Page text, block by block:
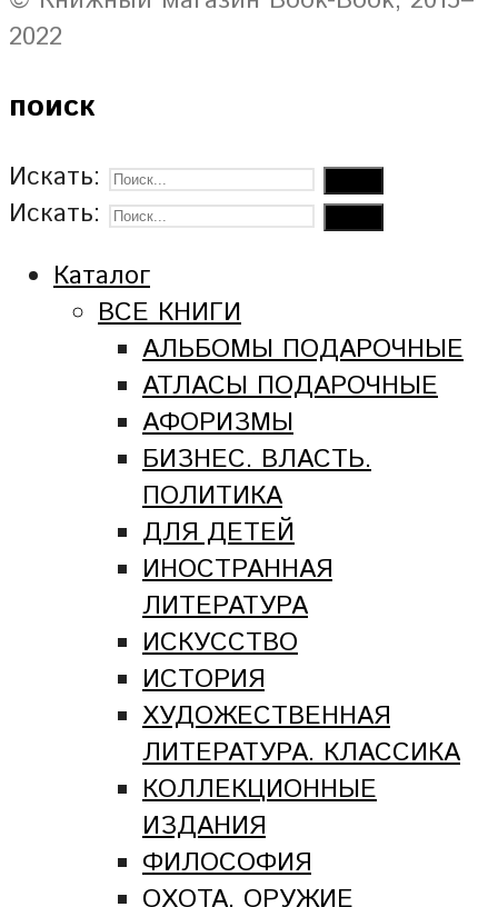
2022
поиск
Искать:
Искать:
Каталог
ВСЕ КНИГИ
АЛЬБОМЫ ПОДАРОЧНЫЕ
АТЛАСЫ ПОДАРОЧНЫЕ
АФОРИЗМЫ
БИЗНЕС. ВЛАСТЬ.
ПОЛИТИКА
ДЛЯ ДЕТЕЙ
ИНОСТРАННАЯ
ЛИТЕРАТУРА
ИСКУССТВО
ИСТОРИЯ
ХУДОЖЕСТВЕННАЯ
ЛИТЕРАТУРА. КЛАССИКА
КОЛЛЕКЦИОННЫЕ
ИЗДАНИЯ
ФИЛОСОФИЯ
ОХОТА. ОРУЖИЕ